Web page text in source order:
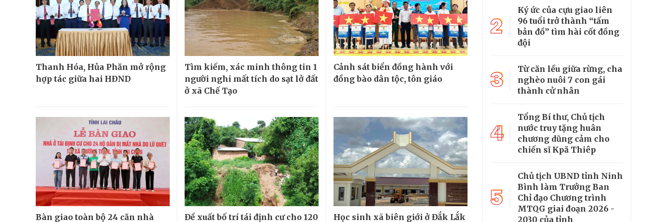
Thanh Hóa, Hủa Phăn mở rộng
hợp tác giữa hai HĐND
Tìm kiếm, xác minh thông tin 1
người nghi mất tích do sạt lở đất
ở xã Chế Tạo
Cảnh sát biển đồng hành với
đồng bào dân tộc, tôn giáo
Bàn giao toàn bộ 24 căn nhà Đề xuất bố trí tái định cư cho 120 Học sinh xã biên giới ở Đắk Lắk
2
Ký ức của cựu giao liên
96 tuổi trở thành “tấm
bản đồ” tìm hài cốt đồng
đội
3
Từ căn lều giữa rừng, cha
nghèo nuôi 7 con gái
thành cử nhân
4
Tổng Bí thư, Chủ tịch
nước truy tặng huân
chương dũng cảm cho
chiến sĩ Kpă Thiêp
5
Chủ tịch UBND tỉnh Ninh
Bình làm Trưởng Ban
Chỉ đạo Chương trình
MTQG giai đoạn 2026 -
2030 của tỉnh